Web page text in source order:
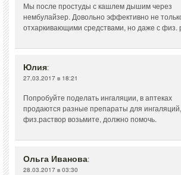
Мы после простуды с кашлем дышим через
нембулайзер. Довольно эффективно не
отхаркивающими средствами, но даже с физ.
Юлия:
27.03.2017 в 18:21
Попробуйте поделать ингаляции, в аптеках
продаются разные препараты для
физ.раствор возьмите, должно помочь.
Ольга Иванова:
28.03.2017 в 03:30